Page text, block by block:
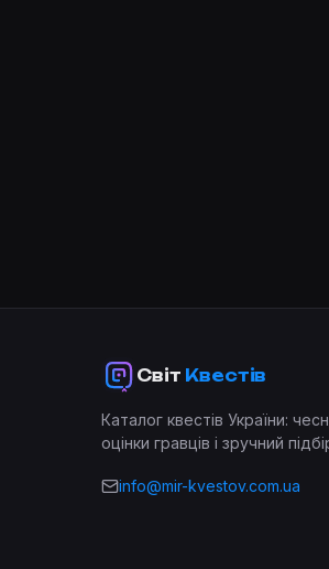
Світ Квестів
Каталог квестів України:
оцінки гравців і зручний
info@mir-kvestov.com.ua